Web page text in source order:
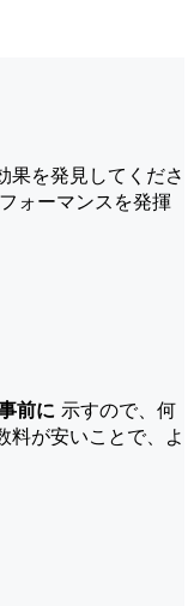
果を発見してくださ
ォーマンスを発揮
前に 示すので、何
料が安いことで、よ